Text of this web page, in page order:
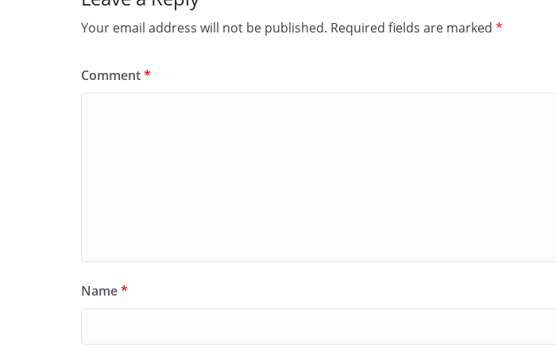
Your email address will not be published. Required fields are marked *
Comment*
Name*